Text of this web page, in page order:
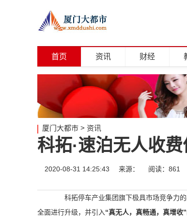
首页 资讯 财经
厦门大都市 > 资讯
科拓·速泊无人收
2020-08-31 14:25:43 来源： 阅读：861
科拓停车产业集团旗下极具市场竞争力的
全面进行升级，并引入“真无人，真畅通，真增收”